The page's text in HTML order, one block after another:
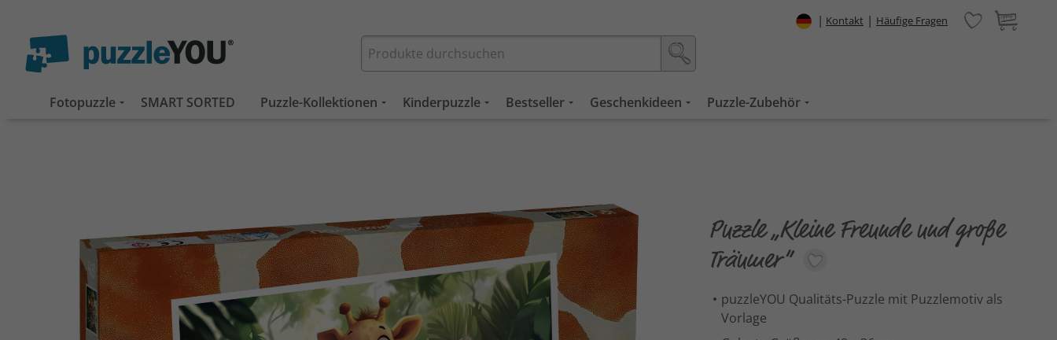
| Kontakt | Häufige Fragen
Fotopuzzle SMART SORTED Puzzle-Kollektionen Kinderpuzzle Bestseller Geschenkideen Puzzle-Zubehör
Puzzle „Kleine Freunde und große
Träumer“
puzzleYOU Qualitäts-Puzzle mit Puzzlemotiv als
Vorlage